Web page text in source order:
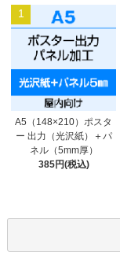
1
A5（148×210）ポスタ
ー 出力（光沢紙）＋パ
ネル（5mm厚）
385円(税込)